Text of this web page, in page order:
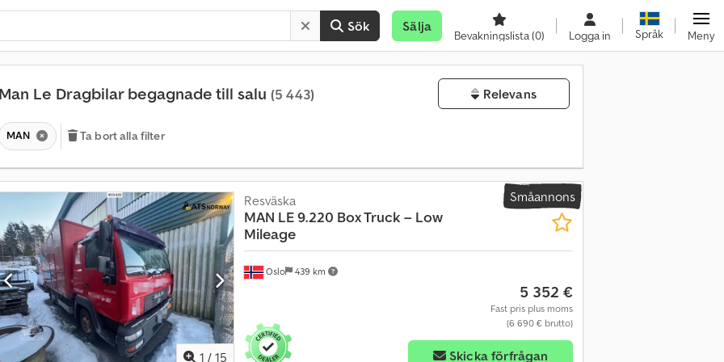
Sök Sälja
Bevakningslista(0) Logga in Språk Meny
Man Le Dragbilar begagnade till salu (5 443) Relevans
MAN Ta bort alla filter
Småannons
1 / 15
Oslo 439 km
Resväska
MAN LE 9.220 Box Truck – Low
Mileage
5 352 €
Fast pris plus moms
(6 690 € brutto)
Skicka förfrågan
r
s